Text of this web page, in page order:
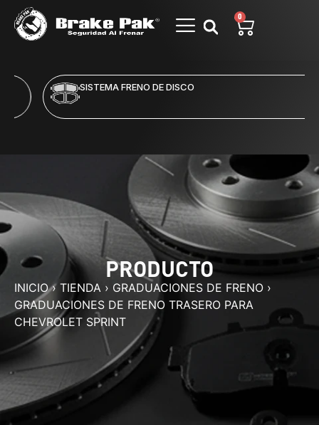
0
SISTEMA FRENO DE DISCO
PRODUCTO
INICIO› TIENDA › GRADUACIONES DE FRENO ›
GRADUACIONES DE FRENO TRASERO PARA
CHEVROLET SPRINT